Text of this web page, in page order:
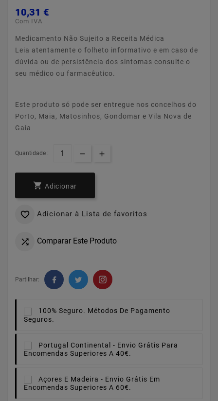
10,31 €
Com IVA
Medicamento Não Sujeito a Receita Médica
Leia atentamente o folheto informativo e em caso de
dúvida ou de persistência dos sintomas consulte o
seu médico ou farmacêutico.
Este produto só pode ser entregue nos concelhos do
Porto, Maia, Matosinhos, Gondomar e Vila Nova de
Gaia
Quantidade :
 Adicionar
 Adicionar à Lista de favoritos
 Comparar Este Produto
Partilhar:
100% Seguro. Métodos De Pagamento
Seguros.
Portugal Continental - Envio Grátis Para
Encomendas Superiores A 40€.
Açores E Madeira - Envio Grátis Em
Encomendas Superiores A 60€.